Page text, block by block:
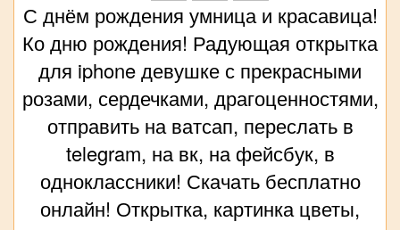
С днём рождения умница и красавица!
Ко дню рождения! Радующая открытка
для iphone девушке с прекрасными
розами, сердечками, драгоценностями,
отправить на ватсап, переслать в
telegram, на вк, на фейсбук, в
одноклассники! Скачать бесплатно
онлайн! Открытка, картинка цветы,